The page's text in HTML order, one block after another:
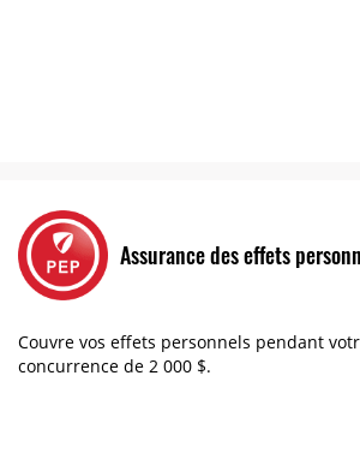
Assurance des effets
Couvre vos effets personnels pendant
concurrence de 2 000 $.